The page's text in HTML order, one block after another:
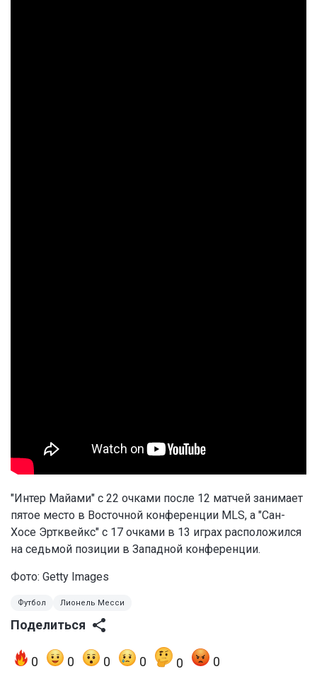
"Интер Майами" с 22 очками после 12 матчей занимает
пятое место в Восточной конференции MLS, а "Сан-
Хосе Эртквейкс" с 17 очками в 13 играх расположился
на седьмой позиции в Западной конференции.
Фото: Getty Images
Футбол Лионель Месси
Поделиться
0 0 0 0 0 0